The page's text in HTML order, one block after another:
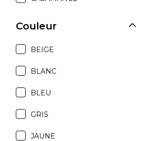
Couleur
BEIGE
BLANC
BLEU
GRIS
JAUNE